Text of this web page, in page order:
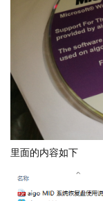
里面的内容如下